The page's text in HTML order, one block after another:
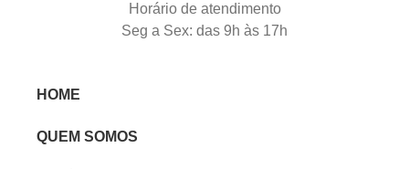
Horário de atendimento
Seg a Sex: das 9h às 17h
HOME
QUEM SOMOS